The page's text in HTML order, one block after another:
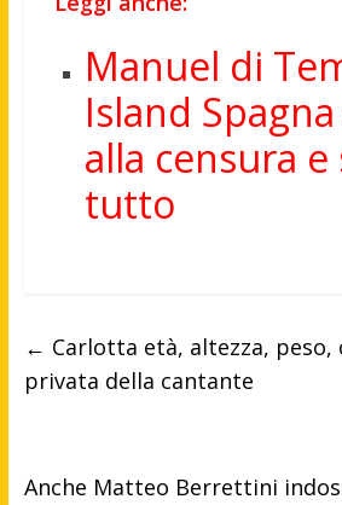
Manuel di
Island
alla censura e
tutto
← Carlotta età, altezza, peso,
privata della cantante
Anche Matteo Berrettini